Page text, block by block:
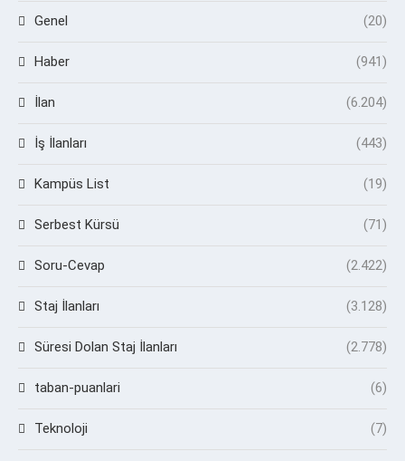
Genel (20)
Haber (941)
İlan (6.204)
İş İlanları (443)
Kampüs List (19)
Serbest Kürsü (71)
Soru-Cevap (2.422)
Staj İlanları (3.128)
Süresi Dolan Staj İlanları (2.778)
taban-puanlari (6)
Teknoloji (7)